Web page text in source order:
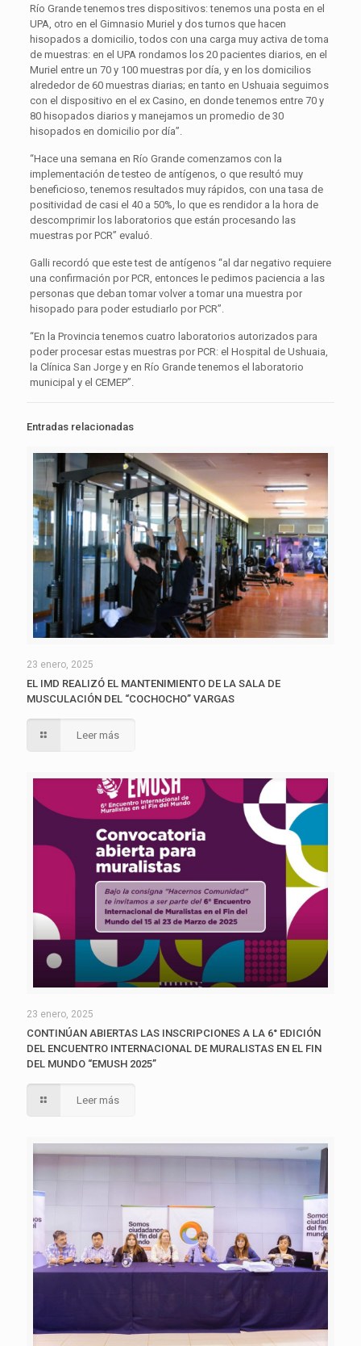
Río Grande tenemos tres dispositivos: tenemos una posta en el
UPA, otro en el Gimnasio Muriel y dos turnos que hacen
hisopados a domicilio, todos con una carga muy activa de toma
de muestras: en el UPA rondamos los 20 pacientes diarios, en el
Muriel entre un 70 y 100 muestras por día, y en los domicilios
alrededor de 60 muestras diarias; en tanto en Ushuaia seguimos
con el dispositivo en el ex Casino, en donde tenemos entre 70 y
80 hisopados diarios y manejamos un promedio de 30
hisopados en domicilio por día”.
“Hace una semana en Río Grande comenzamos con la
implementación de testeo de antígenos, o que resultó muy
beneficioso, tenemos resultados muy rápidos, con una tasa de
positividad de casi el 40 a 50%, lo que es rendidor a la hora de
descomprimir los laboratorios que están procesando las
muestras por PCR” evaluó.
Galli recordó que este test de antígenos “al dar negativo requiere
una confirmación por PCR, entonces le pedimos paciencia a las
personas que deban tomar volver a tomar una muestra por
hisopado para poder estudiarlo por PCR”.
“En la Provincia tenemos cuatro laboratorios autorizados para
poder procesar estas muestras por PCR: el Hospital de Ushuaia,
la Clínica San Jorge y en Río Grande tenemos el laboratorio
municipal y el CEMEP”.
Entradas relacionadas
23 enero, 2025
EL IMD REALIZÓ EL MANTENIMIENTO DE LA SALA DE
MUSCULACIÓN DEL “COCHOCHO” VARGAS
Leer más
23 enero, 2025
CONTINÚAN ABIERTAS LAS INSCRIPCIONES A LA 6° EDICIÓN
DEL ENCUENTRO INTERNACIONAL DE MURALISTAS EN EL FIN
DEL MUNDO “EMUSH 2025”
Leer más